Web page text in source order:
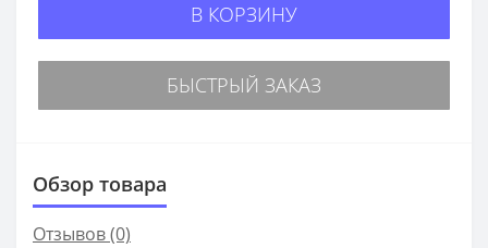
В КОРЗИНУ
БЫСТРЫЙ ЗАКАЗ
Обзор товара
Отзывов (0)